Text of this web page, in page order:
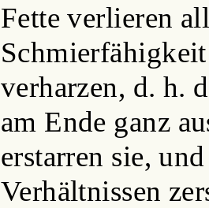
Fette verlieren
verharzen, d. h.
am Ende ganz
erstarren sie,
Verhältnissen